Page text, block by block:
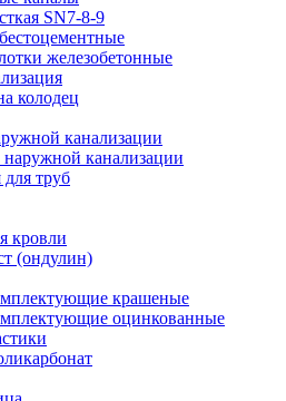
SN7-8-9
железобетонные
колодец
канализации
канализации
труб
кровли
(ондулин)
крашеные
оцинкованные